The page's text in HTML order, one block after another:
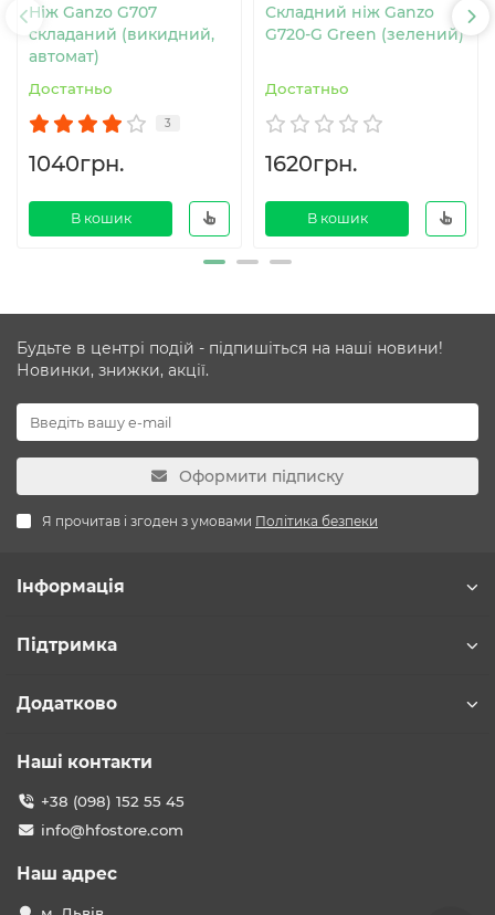
Ніж Ganzo G707
складаний (викидний,
автомат)
Достатньо
3
1040грн.
В кошик
Складний ніж Ganzo
G720-G Green (зелений)
Достатньо
1620грн.
В кошик
Будьте в центрі подій - підпишіться на наші новини!
Новинки, знижки, акції.
Оформити підписку
Я прочитав і згоден з умовами Політика безпеки
Інформація
Підтримка
Додатково
Наші контакти
+38 (098) 152 55 45
info@hfostore.com
Наш адрес